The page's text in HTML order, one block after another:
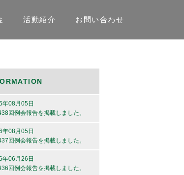
活動紹介 お問い合わせ
年08月05日
回例会報告を掲載しました。
年08月05日
回例会報告を掲載しました。
年06月26日
回例会報告を掲載しました。